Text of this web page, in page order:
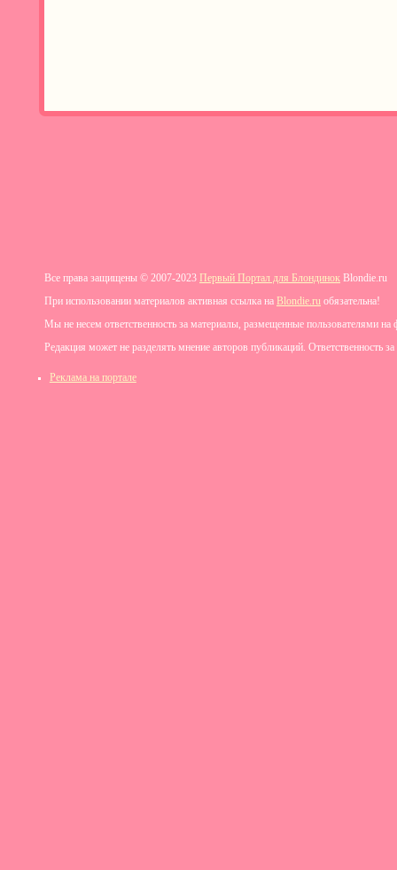
Все права защищены © 2007-2023 Первый Портал для Блондинок Blondie.ru
При использовании материалов активная ссылка на Blondie.ru обязательна!
Мы не несем ответственность за материалы, размещенные пользователями на
Редакция может не разделять мнение авторов публикаций. Ответственность
Реклама на портале